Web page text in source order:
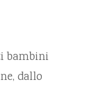
bambini
dallo